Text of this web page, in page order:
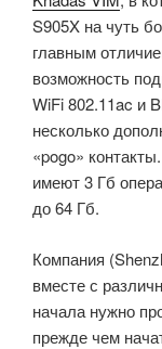
S905X на чуть
главным
возможность
WiFi 802.11ac и
несколько
«pogo»
имеют 3 Гб
до 64 Гб.
Компания
вместе с
начала нужно
прежде чем